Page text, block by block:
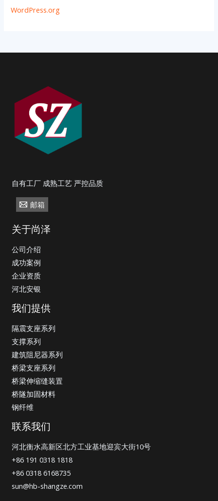
WordPress.org
自有工厂 成熟工艺 严控品质
邮箱
关于尚泽
公司介绍
成功案例
企业资质
河北安银
我们提供
隔震支座系列
支撑系列
建筑阻尼器系列
桥梁支座系列
桥梁伸缩缝装置
桥隧加固材料
钢纤维
联系我们
河北衡水高新区北方工业基地迎宾大街10号
+86 191 0318 1818
+86 0318 6168735
sun@hb-shangze.com